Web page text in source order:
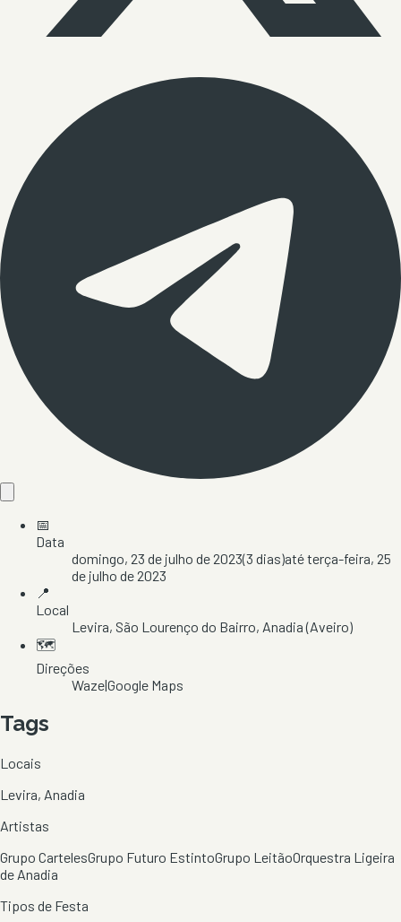
📅
Data
domingo, 23 de julho de 2023(3 dias)atéterça-feira, 25
de julho de 2023
📍
Local
Levira, São Lourenço do Bairro, Anadia(Aveiro)
🗺️
Direções
Waze|Google Maps
Tags
Locais
Levira, Anadia
Artistas
Grupo CartelesGrupo Futuro EstintoGrupo LeitãoOrquestra Ligeira
de Anadia
Tipos de Festa